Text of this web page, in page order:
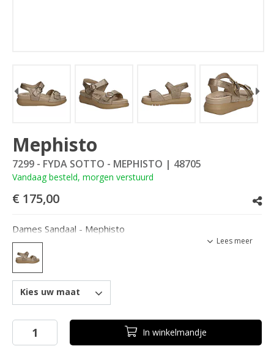
Mephisto
7299 - FYDA SOTTO - MEPHISTO | 48705
Vandaag besteld, morgen verstuurd
€ 175,00
Dames Sandaal - Mephisto
Lees meer
Kies uw maat
In winkelmandje